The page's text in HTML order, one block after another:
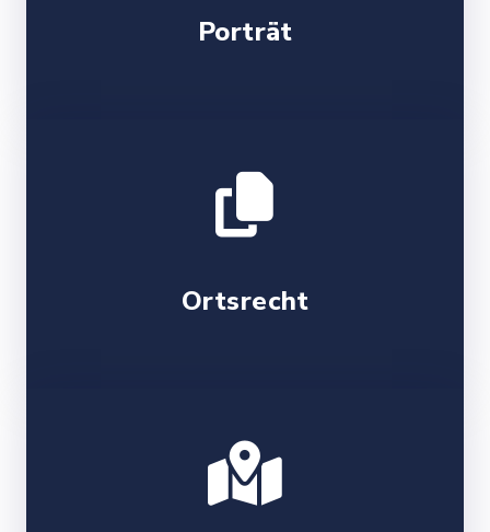
Porträt
Ortsrecht